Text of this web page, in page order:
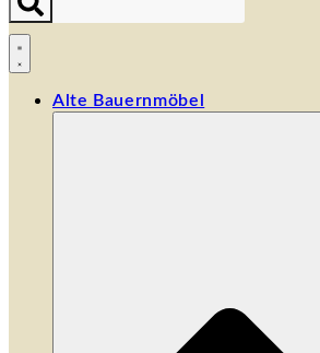
Alte Bauernmöbel